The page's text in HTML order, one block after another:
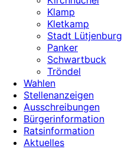
Klamp
Kletkamp
Stadt Lütjenburg
Panker
Schwartbuck
Tröndel
Wahlen
Stellenanzeigen
Ausschreibungen
Bürgerinformation
Ratsinformation
Aktuelles